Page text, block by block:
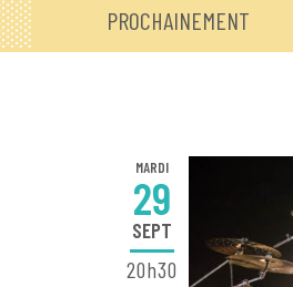
PROCHAINEMENT
MARDI
29
SEPT
20h30